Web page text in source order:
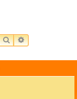
SUCHEERWEITERTE